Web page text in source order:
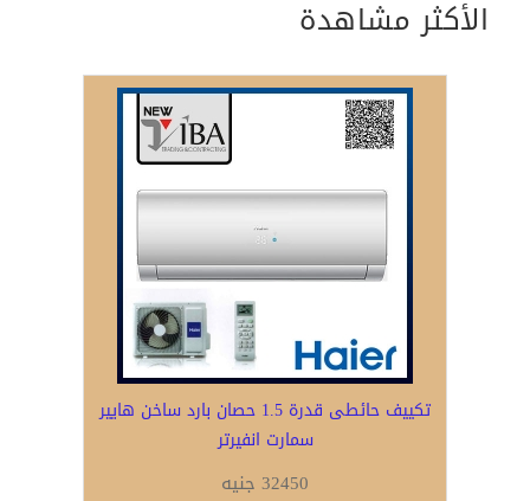
الأكثر مشاهدة
تكييف حائطى قدرة 1.5 حصان بارد ساخن هايير
سمارت انفيرتر
32450 جنيه